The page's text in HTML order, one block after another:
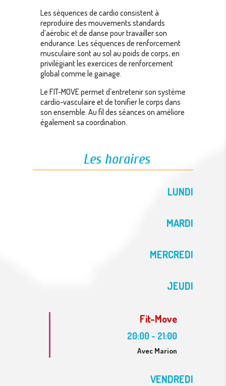
Les séquences de cardio consistent à
reproduire des mouvements standards
d’aérobic et de danse pour travailler son
endurance. Les séquences de renforcement
musculaire sont au sol au poids de corps, en
privilégiant les exercices de renforcement
global comme le gainage.
Le FIT-MOVE permet d’entretenir son système
cardio-vasculaire et de tonifier le corps dans
son ensemble. Au fil des séances on améliore
également sa coordination.
Les horaires
LUNDI
MARDI
MERCREDI
JEUDI
Fit-Move
20:00 - 21:00
Avec Marion
VENDREDI